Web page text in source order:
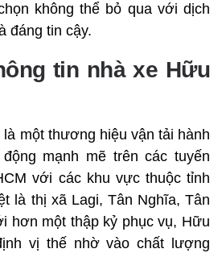
không thể bỏ qua với dịch
đáng tin cậy.
tin nhà xe Hữu
một thương hiệu vận tải hành
mạnh mẽ trên các tuyến
với các khu vực thuộc tỉnh
là thị xã Lagi, Tân Nghĩa, Tân
hơn một thập kỷ phục vụ, Hữu
vị thế nhờ vào chất lượng